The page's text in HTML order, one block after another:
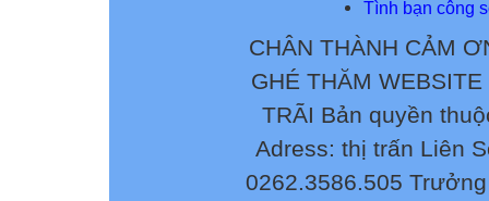
Tình bạn công
CHÂN THÀNH CẢM
GHÉ THĂM
TRÃI Bản quyền
Adress: thị trấn Liên
0262.3586.505